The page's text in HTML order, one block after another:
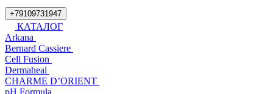
+79109731947
КАТАЛОГ
Arkana
Bernard Cassiere
Cell Fusion
Dermaheal
CHARME D’ORIENT
pH Formula